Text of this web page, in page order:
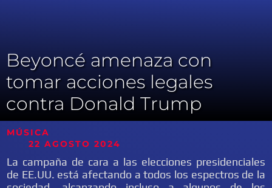
Beyoncé amenaza con
tomar acciones legales
contra Donald Trump
MÚSICA
22 AGOSTO 2024
La campaña de cara a las elecciones presidenciales
de EE.UU. está afectando a todos los espectros de la